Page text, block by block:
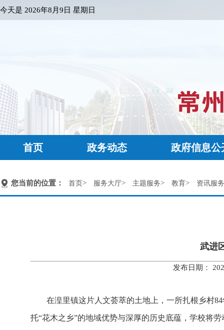
今天是 2026年8月9日 星期日
首页 政务动态 政府信息公
您当前的位置： 首页> 服务大厅> 主题服务> 教育> 资讯服务
武进
发布日期：
在湟里镇这片人文荟萃的土地上，一所扎根乡村
托“花木之乡”的地域优势与深厚的历史底蕴，学校将